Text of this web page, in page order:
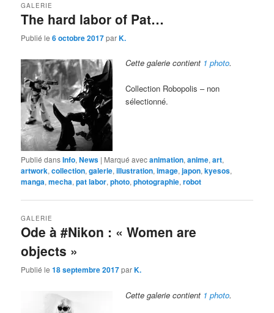
The hard labor of Pat…
GALERIE
Publié le6 octobre 2017parK.
Cette galerie contient 1 photo.
Collection Robopolis – non
sélectionné.
Publié dansInfo,News | Marqué avecanimation,anime,art,
artwork,collection,galerie,illustration,image,japon,kyesos,
manga,mecha,pat labor,photo,photographie,robot
Ode à #Nikon : « Women are
objects »
GALERIE
Publié le18 septembre 2017parK.
Cette galerie contient 1 photo.